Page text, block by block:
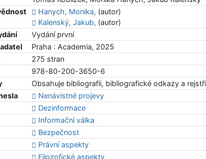
Hanych, Monika, (autor)
Kalenský, Jakub, (autor)
Vydání první
Praha : Academia, 2025
275 stran
978-80-200-3650-6
Obsahuje bibliografii, bibliografické odkazy a
Nenávistné projevy
Dezinformace
Informační válka
Bezpečnost
Právní aspekty
Filozofické aspekty